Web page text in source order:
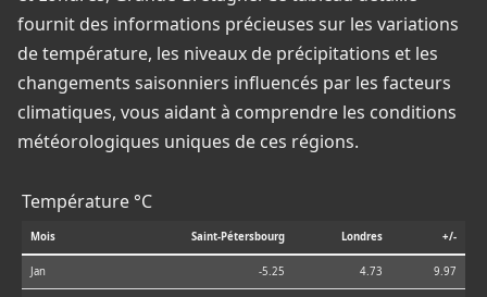
fournit des informations précieuses sur les variations
de température, les niveaux de précipitations et les
changements saisonniers influencés par les facteurs
climatiques, vous aidant à comprendre les conditions
météorologiques uniques de ces régions.
Température °C
Mois Saint-Pétersbourg Londres +/-
Jan -5.25 4.73 9.97